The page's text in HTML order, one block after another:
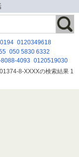
0120349618
050 5830 6332
4093 0120519030
08007779635
8-XXXXの検索結果 1